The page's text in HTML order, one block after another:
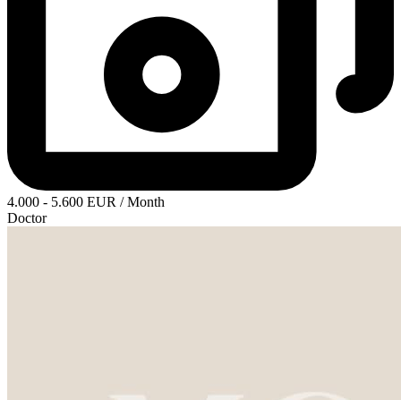
4.000 - 5.600 EUR / Month
Doctor